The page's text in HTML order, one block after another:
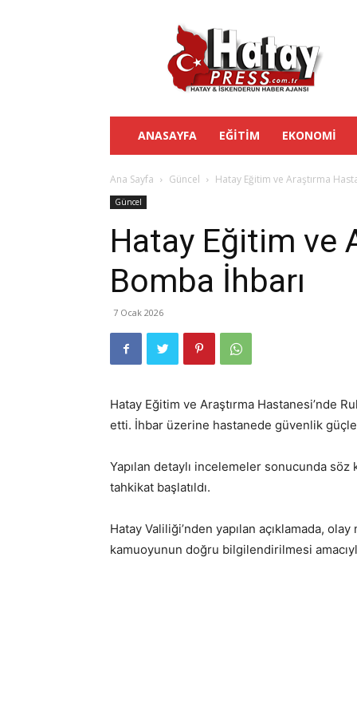
Hatay
Press
ANASAYFA EĞITIM EKONOMI
Ana Sayfa Güncel Hatay Eğitim ve Araştırma
Güncel
Hatay Eğitim ve
Bomba İhbarı
7 Ocak 2026
Hatay Eğitim ve Araştırma Hastanesi’nde
etti. İhbar üzerine hastanede güvenlik
Yapılan detaylı incelemeler sonucunda söz
tahkikat başlatıldı.
Hatay Valiliği’nden yapılan açıklamada,
kamuoyunun doğru bilgilendirilmesi